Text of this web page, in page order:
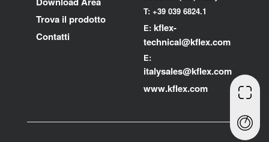
Trova il prodotto
Contatti
T: +39 039 6824.1
E: kflex-
technical@kflex.com
E:
italysales@kflex.com
www.kflex.com